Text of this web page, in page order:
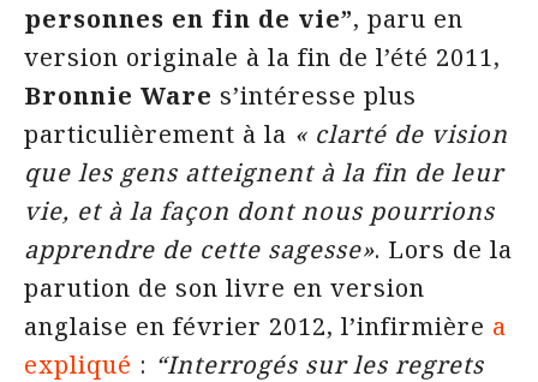
personnes en fin de vie”, paru en
version originale à la fin de l’été 2011,
Bronnie Ware s’intéresse plus
particulièrement à la « clarté de vision
que les gens atteignent à la fin de leur
vie, et à la façon dont nous pourrions
apprendre de cette sagesse». Lors de la
parution de son livre en version
anglaise en février 2012, l’infirmière a
expliqué : “Interrogés sur les regrets